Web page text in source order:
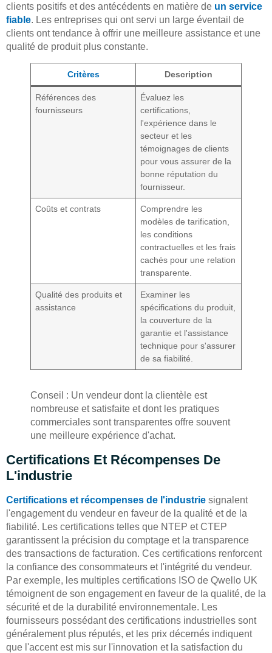
clients positifs et des antécédents en matière de un service
fiable. Les entreprises qui ont servi un large éventail de
clients ont tendance à offrir une meilleure assistance et une
qualité de produit plus constante.
Critères Description
Références des
fournisseurs
Évaluez les
certifications,
l'expérience dans le
secteur et les
témoignages de clients
pour vous assurer de la
bonne réputation du
fournisseur.
Coûts et contrats
Comprendre les
modèles de tarification,
les conditions
contractuelles et les frais
cachés pour une relation
transparente.
Qualité des produits et
assistance
Examiner les
spécifications du produit,
la couverture de la
garantie et l'assistance
technique pour s'assurer
de sa fiabilité.
Conseil : Un vendeur dont la clientèle est
nombreuse et satisfaite et dont les pratiques
commerciales sont transparentes offre souvent
une meilleure expérience d'achat.
Certifications Et Récompenses De
L'industrie
Certifications et récompenses de l'industrie signalent
l'engagement du vendeur en faveur de la qualité et de la
fiabilité. Les certifications telles que NTEP et CTEP
garantissent la précision du comptage et la transparence
des transactions de facturation. Ces certifications renforcent
la confiance des consommateurs et l'intégrité du vendeur.
Par exemple, les multiples certifications ISO de Qwello UK
témoignent de son engagement en faveur de la qualité, de la
sécurité et de la durabilité environnementale. Les
fournisseurs possédant des certifications industrielles sont
généralement plus réputés, et les prix décernés indiquent
que l'accent est mis sur l'innovation et la satisfaction du